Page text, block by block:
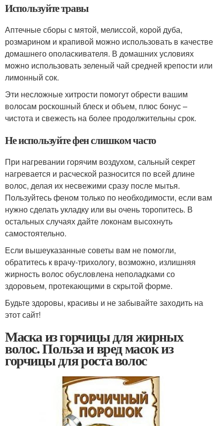
Используйте травы
Аптечные сборы с мятой, мелиссой, корой дуба,
розмарином и крапивой можно использовать в качестве
домашнего ополаскивателя. В домашних условиях
можно использовать зеленый чай средней крепости или
лимонный сок.
Эти несложные хитрости помогут обрести вашим
волосам роскошный блеск и объем, плюс бонус –
чистота и свежесть на более продолжительны срок.
Не используйте фен слишком часто
При нагревании горячим воздухом, сальный секрет
нагревается и расческой разносится по всей длине
волос, делая их несвежими сразу после мытья.
Пользуйтесь феном только по необходимости, если вам
нужно сделать укладку или вы очень торопитесь. В
остальных случаях дайте локонам высохнуть
самостоятельно.
Если вышеуказанные советы вам не помогли,
обратитесь к врачу-трихологу, возможно, излишняя
жирность волос обусловлена неполадками со
здоровьем, протекающими в скрытой форме.
Будьте здоровы, красивы и не забывайте заходить на
этот сайт!
Маска из горчицы для жирных
волос. Польза и вред масок из
горчицы для роста волос